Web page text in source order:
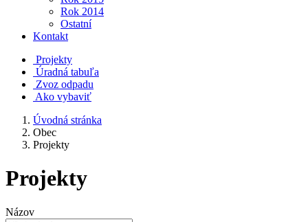
Rok 2014
Ostatní
Kontakt
Projekty
Úradná tabuľa
Zvoz odpadu
Ako vybaviť
Úvodná stránka
Obec
Projekty
Projekty
Názov